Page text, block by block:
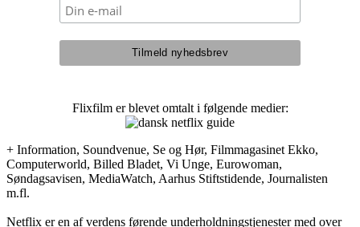
Flixfilm er blevet omtalt i følgende medier:
+ Information, Soundvenue, Se og Hør, Filmmagasinet Ekko,
Computerworld, Billed Bladet, Vi Unge, Eurowoman,
Søndagsavisen, MediaWatch, Aarhus Stiftstidende, Journalisten
m.fl.
Netflix er en af verdens førende underholdningstjenester med over